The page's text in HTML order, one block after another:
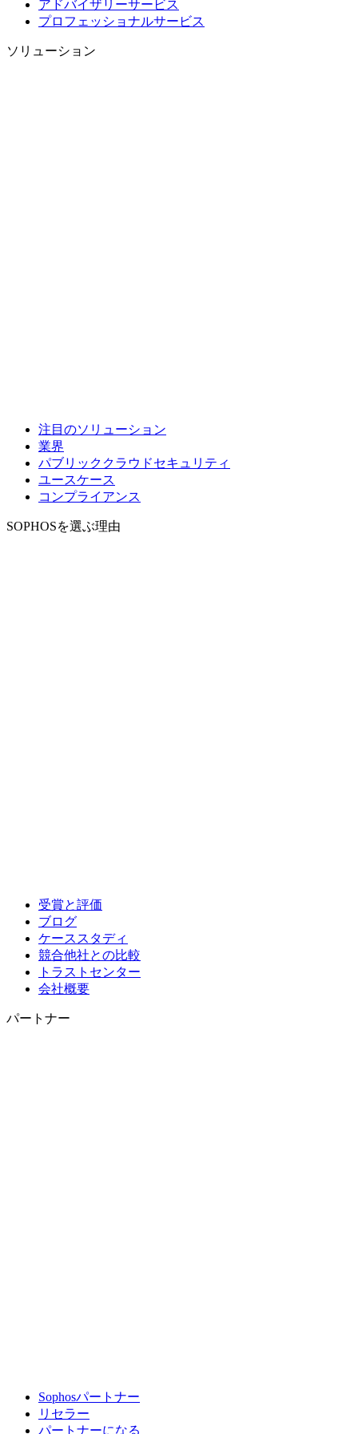
アドバイザリーサービス
プロフェッショナルサービス
ソリューション
注目のソリューション
業界
パブリッククラウドセキュリティ
ユースケース
コンプライアンス
SOPHOSを選ぶ理由
受賞と評価
ブログ
ケーススタディ
競合他社との比較
トラストセンター
会社概要
パートナー
Sophosパートナー
リセラー
パートナーになる